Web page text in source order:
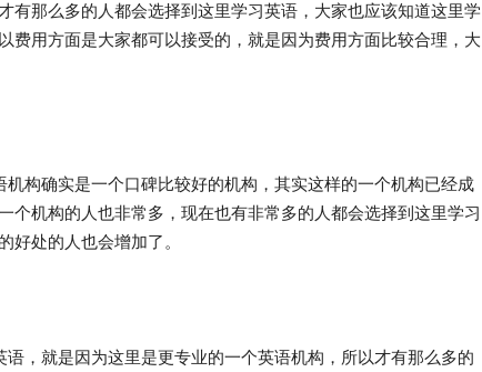
有那么多的人都会选择到这里学习英语，大家也应该知道这里学
费用方面是大家都可以接受的，就是因为费用方面比较合理，大
确实是一个口碑比较好的机构，其实这样的一个机构已经成
个机构的人也非常多，现在也有非常多的人都会选择到这里学习
好处的人也会增加了。
就是因为这里是更专业的一个英语机构，所以才有那么多的